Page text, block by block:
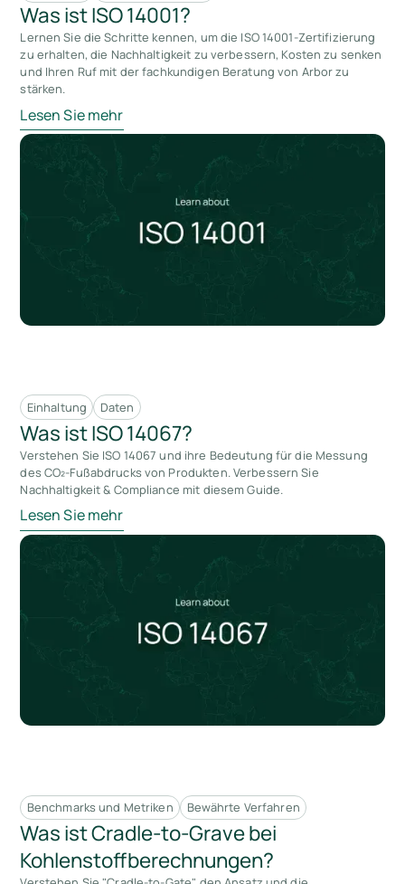
Was ist ISO 14001?
Lernen Sie die Schritte kennen, um die ISO 14001-Zertifizierung
zu erhalten, die Nachhaltigkeit zu verbessern, Kosten zu senken
und Ihren Ruf mit der fachkundigen Beratung von Arbor zu
stärken.
Lesen Sie mehr
Einhaltung Daten
Was ist ISO 14067?
Verstehen Sie ISO 14067 und ihre Bedeutung für die Messung
des CO₂-Fußabdrucks von Produkten. Verbessern Sie
Nachhaltigkeit & Compliance mit diesem Guide.
Lesen Sie mehr
Benchmarks und Metriken Bewährte Verfahren
Was ist Cradle-to-Grave bei
Kohlenstoffberechnungen?